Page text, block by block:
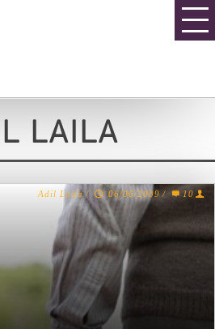
LAILA
Adil Laila / 06/06/2009 / 10